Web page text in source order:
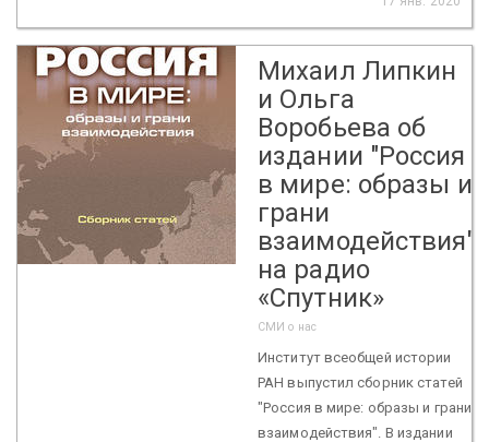
Михаил Липкин
и Ольга
Воробьева об
издании "Россия
в мире: образы и
грани
взаимодействия"
на радио
«Спутник»
СМИ о нас
Институт всеобщей истории
РАН выпустил сборник статей
"Россия в мире: образы и грани
взаимодействия". В издании